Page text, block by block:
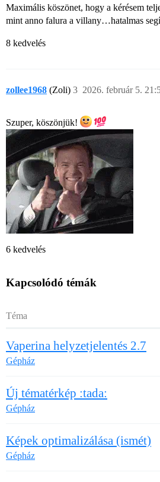
Maximális köszönet, hogy a kérésem
mint anno falura a villany…hatalmas
8 kedvelés
zollee1968 (Zoli) 2026. február 5.
3
Szuper, köszönjük!
6 kedvelés
Kapcsolódó témák
Téma
Vaperina helyzetjelentés 2.7
Gépház
Új tématérkép :tada:
Gépház
Képek optimalizálása (ismét)
Gépház